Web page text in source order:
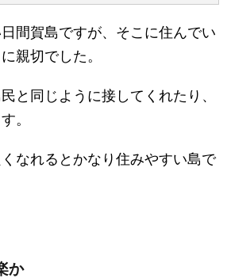
間賀島ですが、そこに住んでい
親切でした。
と同じように接してくれたり、
。
なれるとかなり住みやすい島で
か